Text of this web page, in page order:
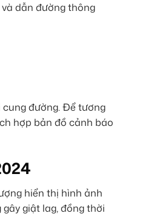
dẫn đường thông
đường. Để tương
hợp bản đồ cảnh báo
hiển thị hình ảnh
giật lag, đồng thời